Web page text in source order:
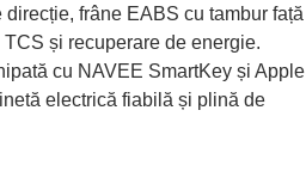
frâne EABS cu tambur față
și recuperare de energie.
cu NAVEE SmartKey și Apple
electrică fiabilă și plină de